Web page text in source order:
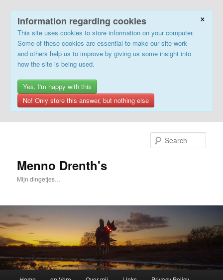
×
Information regarding cookies
This site uses cookies to store information on your computer.
Some of these cookies are essential to make our site work
and others help us to improve by giving us some insight into
how the site is being used.
Yes, I'm happy with this
No! Only store this answer, but nothing else
Menno Drenth's
Mijn dingetjes…